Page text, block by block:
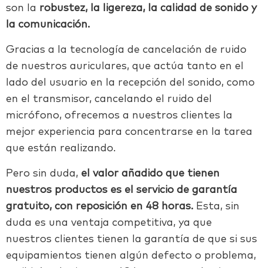
son la robustez, la ligereza, la calidad de sonido y
la comunicación.
Gracias a la tecnología de cancelación de ruido
de nuestros auriculares, que actúa tanto en el
lado del usuario en la recepción del sonido, como
en el transmisor, cancelando el ruido del
micrófono, ofrecemos a nuestros clientes la
mejor experiencia para concentrarse en la tarea
que están realizando.
Pero sin duda, el valor añadido que tienen
nuestros productos es el servicio de garantía
gratuito, con reposición en 48 horas. Esta, sin
duda es una ventaja competitiva, ya que
nuestros clientes tienen la garantía de que si sus
equipamientos tienen algún defecto o problema,